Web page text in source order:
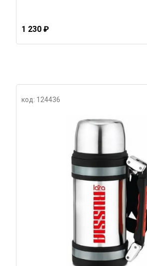
1 230 ₽
код: 124436